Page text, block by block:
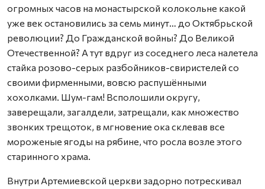
огромных часов на монастырской колокольне какой
уже век остановились за семь минут… до Октябрьской
революции? До Гражданской войны? До Великой
Отечественной? А тут вдруг из соседнего леса налетела
стайка розово-серых разбойников-свиристелей со
своими фирменными, вовсю распушёнными
хохолками. Шум-гам! Всполошили округу,
заверещали, загалдели, затрещали, как множество
звонких трещоток, в мгновение ока склевав все
мороженые ягоды на рябине, что росла возле этого
старинного храма.
Внутри Артемиевской церкви задорно потрескивал